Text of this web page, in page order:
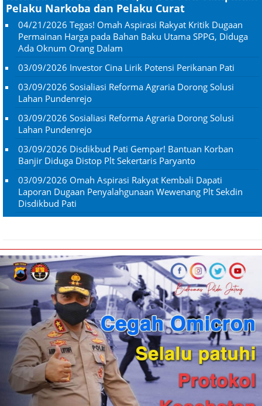
Pelaku Narkoba dan Pelaku Curat
04/21/2026 Tegas! Omah Aspirasi Rakyat Kritik Dugaan
Permainan Harga pada Bahan Baku Utama SPPG, Diduga
Ada Oknum Orang Dalam
03/09/2026 Investor Cina Lirik Potensi Perikanan Pati
03/09/2026 Sosialiasi Reforma Agraria Dorong Solusi
Lahan Pundenrejo
03/09/2026 Sosialiasi Reforma Agraria Dorong Solusi
Lahan Pundenrejo
03/09/2026 Disdikbud Pati Gempar! Bantuan Korban
Banjir Diduga Distop Plt Sekertaris Paryanto
03/09/2026 Omah Aspirasi Rakyat Kembali Dapati
Laporan Dugaan Penyalahgunaan Wewenang Plt Sekdin
Disdikbud Pati